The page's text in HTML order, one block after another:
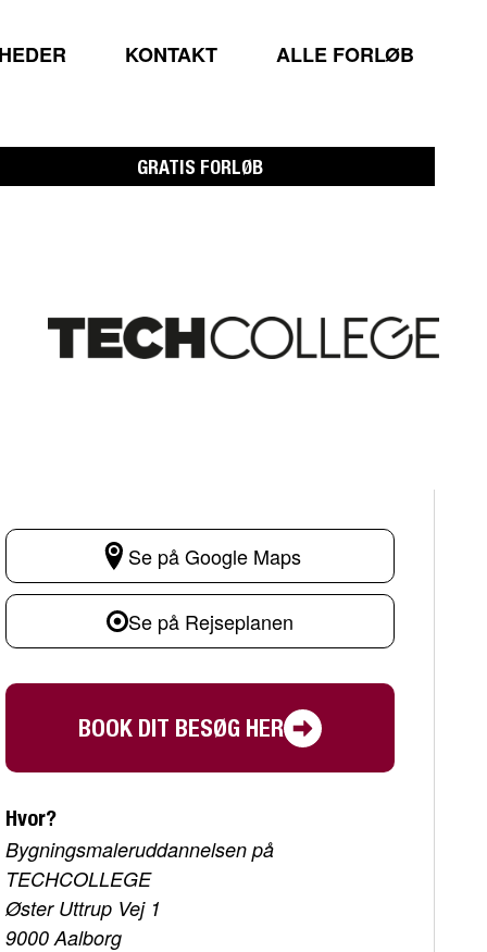
KONTAKT ALLE FORLØB
GRATIS FORLØB
Se på Google Maps
Se på Rejseplanen
BOOK DIT BESØG HER
Hvor?
Bygningsmaleruddannelsen på
TECHCOLLEGE
Øster Uttrup Vej 1
9000 Aalborg